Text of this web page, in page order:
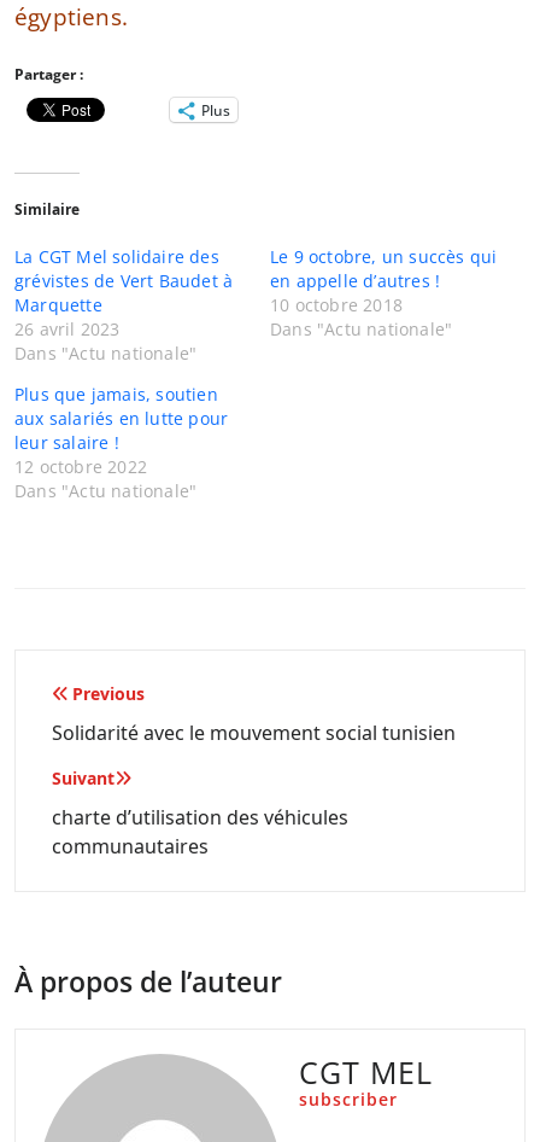
égyptiens.
Partager :
Plus
Similaire
La CGT Mel solidaire des
grévistes de Vert Baudet à
Marquette
26 avril 2023
Dans "Actu nationale"
Le 9 octobre, un succès qui
en appelle d’autres !
10 octobre 2018
Dans "Actu nationale"
Plus que jamais, soutien
aux salariés en lutte pour
leur salaire !
12 octobre 2022
Dans "Actu nationale"
Navigation
de
l’article
Previous
Solidarité avec le mouvement social tunisien
Suivant
charte d’utilisation des véhicules
communautaires
À propos de l’auteur
CGT MEL
subscriber